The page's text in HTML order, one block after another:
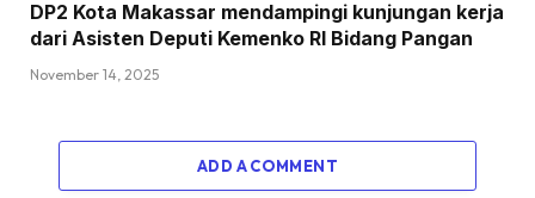
DP2 Kota Makassar mendampingi kunjungan kerja
dari Asisten Deputi Kemenko RI Bidang Pangan
November 14, 2025
ADD A COMMENT